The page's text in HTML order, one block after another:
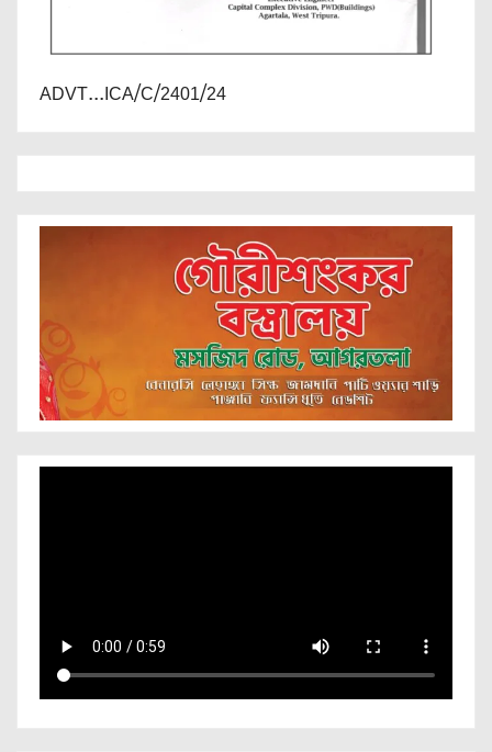
ADVT...ICA/C/2401/24